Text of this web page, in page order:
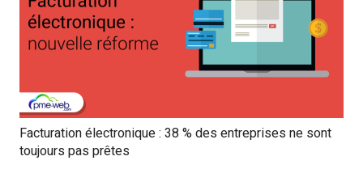
Facturation électronique : 38 % des entreprises ne sont
toujours pas prêtes